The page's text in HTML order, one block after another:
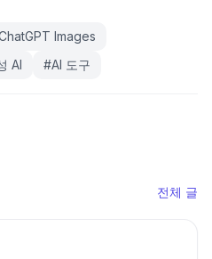
Images
AI #AI 도구
전체 글